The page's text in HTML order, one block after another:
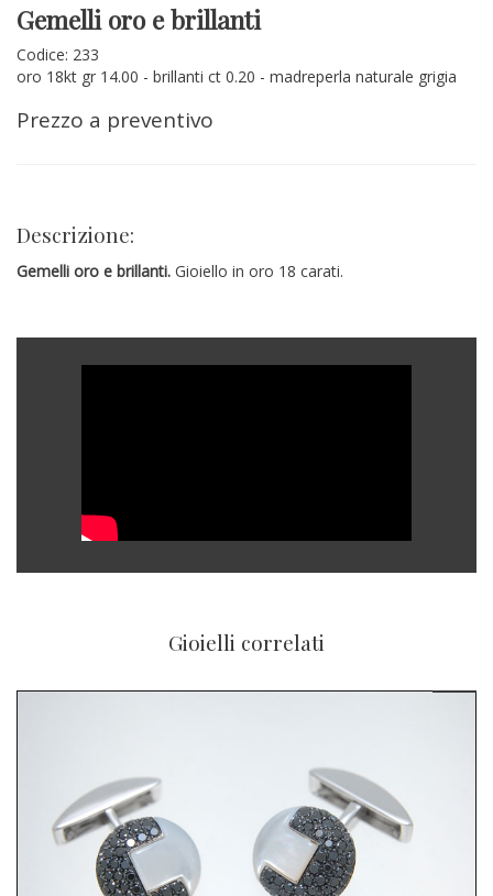
Gemelli oro e brillanti
Codice: 233
oro 18kt gr 14.00 - brillanti ct 0.20 - madreperla naturale grigia
Prezzo a preventivo
Descrizione:
Gemelli oro e brillanti. Gioiello in oro 18 carati.
Gioielli correlati